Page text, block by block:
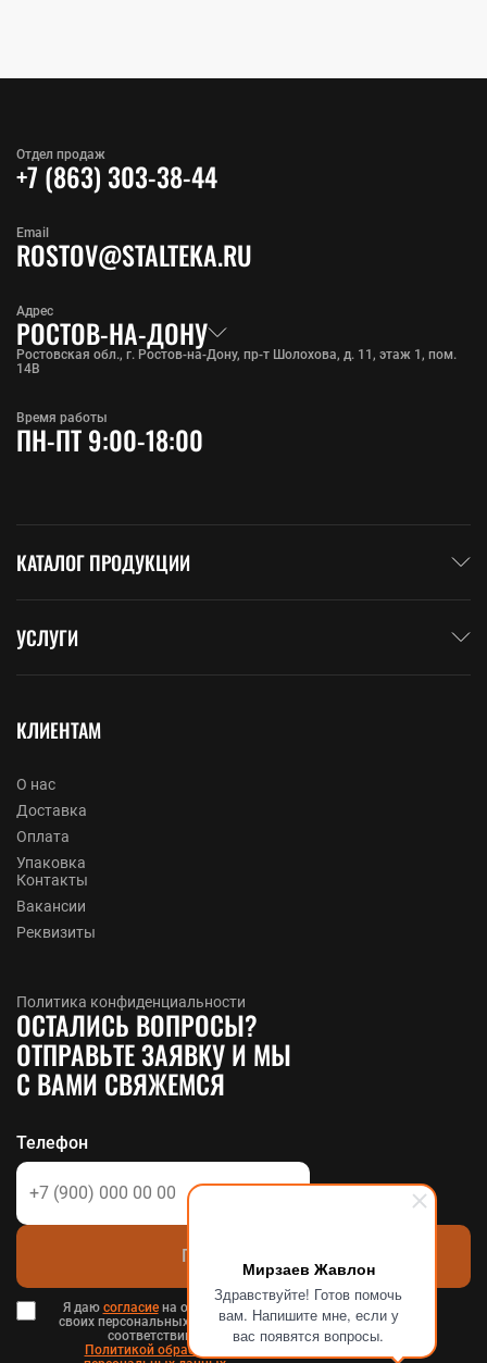
Мирзаев Жавлон
Здравствуйте! Готов помочь
вам. Напишите мне, если у
вас появятся вопросы.
Отдел продаж
+7 (863) 303-38-44
Адрес
РОСТОВ-НА-ДОНУ
Ростовская обл., г. Ростов-на-Дону, пр-т Шолохова, д. 11, этаж 1, пом.
14В
Email
ROSTOV@STALTEKA.RU
Время работы
ПН-ПТ 9:00-18:00
КАТАЛОГ ПРОДУКЦИИ
УСЛУГИ
КЛИЕНТАМ
О нас
Доставка
Оплата
Упаковка
Контакты
Вакансии
Реквизиты
Политика конфиденциальности
ОСТАЛИСЬ ВОПРОСЫ?
ОТПРАВЬТЕ ЗАЯВКУ И МЫ
С ВАМИ СВЯЖЕМСЯ
Телефон
Позвоните мне
Я даю согласиена обработку
своих персональных данных в
соответствии с
Политикой обработки